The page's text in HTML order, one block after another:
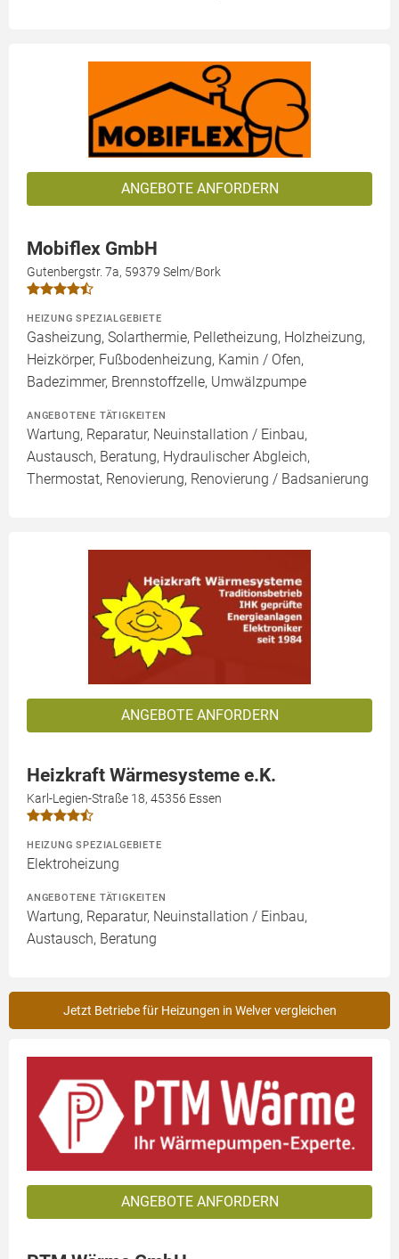
ANGEBOTE ANFORDERN
Mobiflex GmbH
Gutenbergstr. 7a, 59379 Selm/Bork
HEIZUNG SPEZIALGEBIETE
Gasheizung, Solarthermie, Pelletheizung, Holzheizung,
Heizkörper, Fußbodenheizung, Kamin / Ofen,
Badezimmer, Brennstoffzelle, Umwälzpumpe
ANGEBOTENE TÄTIGKEITEN
Wartung, Reparatur, Neuinstallation / Einbau,
Austausch, Beratung, Hydraulischer Abgleich,
Thermostat, Renovierung, Renovierung / Badsanierung
ANGEBOTE ANFORDERN
Heizkraft Wärmesysteme e.K.
Karl-Legien-Straße 18, 45356 Essen
HEIZUNG SPEZIALGEBIETE
Elektroheizung
ANGEBOTENE TÄTIGKEITEN
Wartung, Reparatur, Neuinstallation / Einbau,
Austausch, Beratung
Jetzt Betriebe für Heizungen in Welver vergleichen
ANGEBOTE ANFORDERN